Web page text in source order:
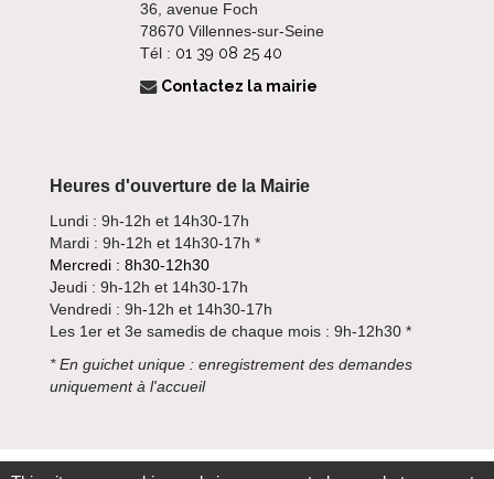
36, avenue Foch
78670 Villennes-sur-Seine
Tél : 01 39 08 25 40
Contactez la mairie
Heures d'ouverture de la Mairie
Lundi : 9h-12h et 14h30-17h
Mardi : 9h-12h et 14h30-17h *
Mercredi : 8h30-12h30
Jeudi : 9h-12h et 14h30-17h
Vendredi : 9h-12h et 14h30-17h
Les 1er et 3e samedis de chaque mois : 9h-12h30 *
*En guichet unique : enregistrement des demandes
uniquement à l'accueil